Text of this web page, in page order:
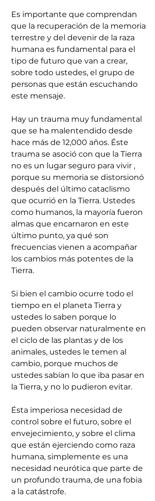
Es importante que comprendan
que la recuperación de la memoria
terrestre y del devenir de la raza
humana es fundamental para el
tipo de futuro que van a crear,
sobre todo ustedes, el grupo de
personas que están escuchando
este mensaje.
Hay un trauma muy fundamental
que se ha malentendido desde
hace más de 12,000 años. Éste
trauma se asoció con que la Tierra
no es un lugar seguro para vivir ,
porque su memoria se distorsionó
después del último cataclismo
que ocurrió en la Tierra. Ustedes
como humanos, la mayoría fueron
almas que encarnaron en este
último punto, ya qué son
frecuencias vienen a acompañar
los cambios más potentes de la
Tierra.
Si bien el cambio ocurre todo el
tiempo en el planeta Tierra y
ustedes lo saben porque lo
pueden observar naturalmente en
el ciclo de las plantas y de los
animales, ustedes le temen al
cambio, porque muchos de
ustedes sabían lo que iba pasar en
la Tierra, y no lo pudieron evitar.
Ésta imperiosa necesidad de
control sobre el futuro, sobre el
envejecimiento, y sobre el clima
que están ejerciendo como raza
humana, simplemente es una
necesidad neurótica que parte de
un profundo trauma, de una fobia
a la catástrofe.